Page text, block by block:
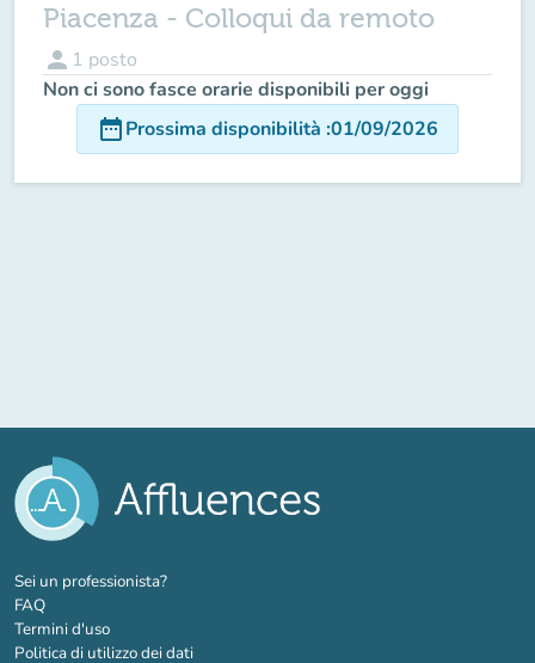
Piacenza - Colloqui da remoto
person 1 posto
Non ci sono fasce orarie disponibili per oggi
date_rangeProssima disponibilità :01/09/2026
Sei un professionista?(nuova scheda)
FAQ
Termini d'uso
Politica di utilizzo dei dati